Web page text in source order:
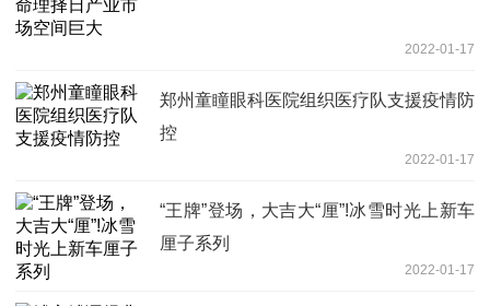
2022-01-17
郑州童瞳眼科医院组织医疗队支援疫情防
控
2022-01-17
“王牌”登场，大吉大“厘”!冰雪时光上新车
厘子系列
2022-01-17